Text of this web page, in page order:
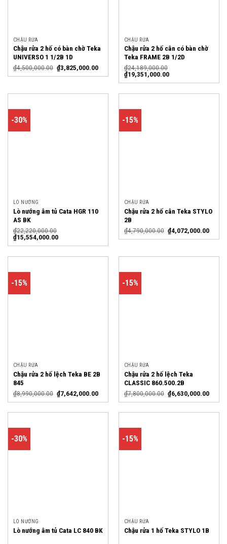
CHẬU RỬA
Chậu rửa 2 hố có bàn chờ Teka
UNIVERSO 1 1/2B 1D
₫4,500,000.00 ₫3,825,000.00
CHẬU RỬA
Chậu rửa 2 hố cân có bàn chờ
Teka FRAME 2B 1/2D
₫24,189,000.00
₫19,351,000.00
-30%
LÒ NƯỚNG
Lò nướng âm tủ Cata HGR 110
AS BK
₫22,220,000.00
₫15,554,000.00
-15%
CHẬU RỬA
Chậu rửa 2 hố cân Teka STYLO
2B
₫4,790,000.00 ₫4,072,000.00
-15%
CHẬU RỬA
Chậu rửa 2 hố lệch Teka BE 2B
845
₫8,990,000.00 ₫7,642,000.00
-15%
CHẬU RỬA
Chậu rửa 2 hố lệch Teka
CLASSIC 860.500.2B
₫7,800,000.00 ₫6,630,000.00
-30%
LÒ NƯỚNG
Lò nướng âm tủ Cata LC 840 BK
-15%
CHẬU RỬA
Chậu rửa 1 hố Teka STYLO 1B